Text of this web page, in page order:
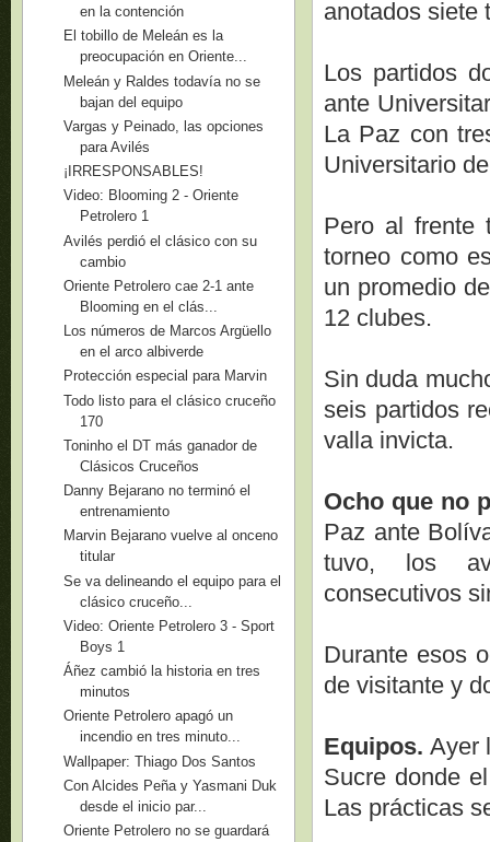
anotados siete
Los partidos
ante
La Paz con
Universitario
Pero al frente
torneo como
un promedio
12 clubes.
Sin duda
seis partidos
valla invicta.
Ocho que no
Paz ante
tuvo, los
consecutivos
Durante esos
de visitante y
Equipos.Ayer
Sucre donde
Las prácticas
en la contención
El tobillo de Meleán es la
preocupación en Oriente...
Meleán y Raldes todavía no se
bajan del equipo
Vargas y Peinado, las opciones
para Avilés
¡IRRESPONSABLES!
Video: Blooming 2 - Oriente
Petrolero 1
Avilés perdió el clásico con su
cambio
Oriente Petrolero cae 2-1 ante
Blooming en el clás...
Los números de Marcos Argüello
en el arco albiverde
Protección especial para Marvin
Todo listo para el clásico cruceño
170
Toninho el DT más ganador de
Clásicos Cruceños
Danny Bejarano no terminó el
entrenamiento
Marvin Bejarano vuelve al onceno
titular
Se va delineando el equipo para el
clásico cruceño...
Video: Oriente Petrolero 3 - Sport
Boys 1
Áñez cambió la historia en tres
minutos
Oriente Petrolero apagó un
incendio en tres minuto...
Wallpaper: Thiago Dos Santos
Con Alcides Peña y Yasmani Duk
desde el inicio par...
Oriente Petrolero no se guardará